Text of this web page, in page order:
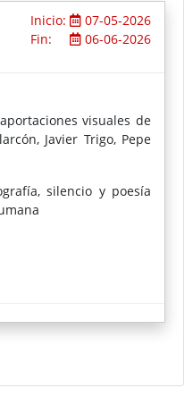
Inicio:
07-05-2026
Fin:
06-06-2026
visuales de
Javier Trigo, Pepe
silencio y poesía